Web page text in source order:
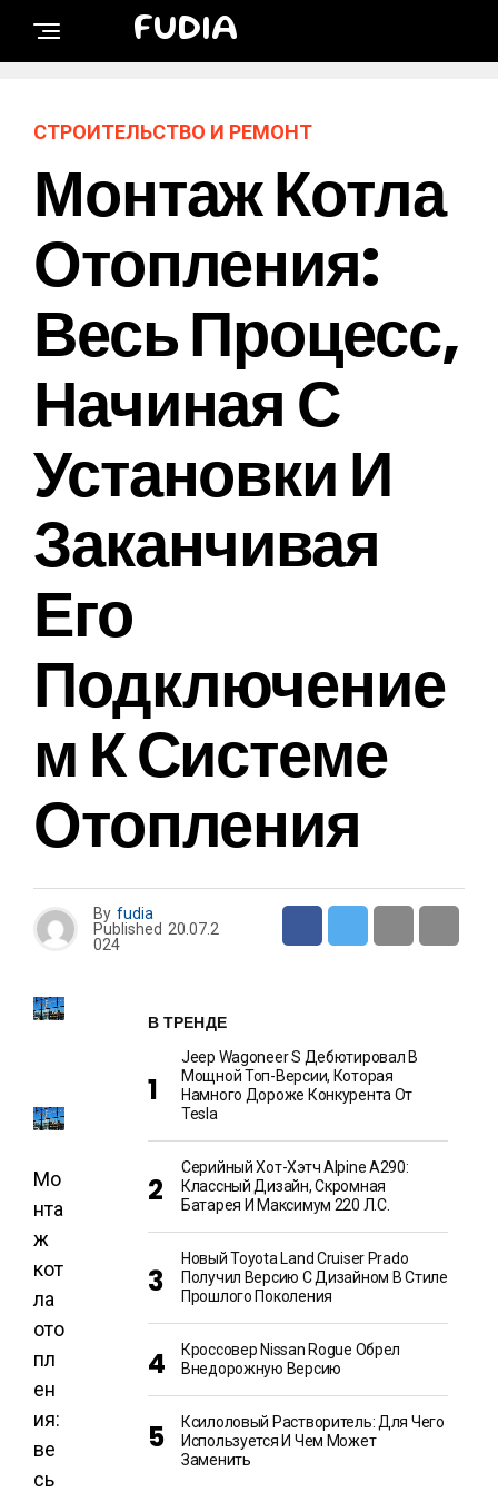
FUDIA
СТРОИТЕЛЬСТВО И РЕМОНТ
Монтаж Котла
Отопления:
Весь Процесс,
Начиная С
Установки И
Заканчивая
Его
Подключение
М К Системе
Отопления
By fudia
Published 20.07.2
024
Мо
нта
ж
кот
ла
ото
пл
ен
ия:
ве
сь
В ТРЕНДЕ
Jeep Wagoneer S Дебютировал В
Мощной Топ-Версии, Которая
Намного Дороже Конкурента От
Tesla
Серийный Хот-Хэтч Alpine A290:
Классный Дизайн, Скромная
Батарея И Максимум 220 Л.с.
Новый Toyota Land Cruiser Prado
Получил Версию С Дизайном В Стиле
Прошлого Поколения
Кроссовер Nissan Rogue Обрел
Внедорожную Версию
Ксилоловый Растворитель: Для Чего
Используется И Чем Может
Заменить